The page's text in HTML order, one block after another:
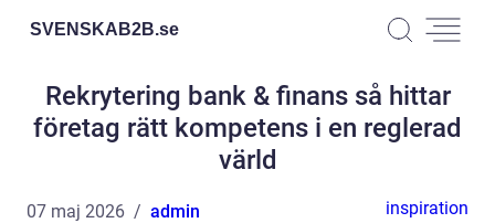
SVENSKAB2B.se
Rekrytering bank & finans så hittar
företag rätt kompetens i en reglerad
värld
07 maj 2026 admin inspiration